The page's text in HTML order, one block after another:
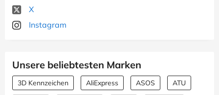
X
Instagram
Unsere beliebtesten Marken
3D Kennzeichen AliExpress ASOS ATU